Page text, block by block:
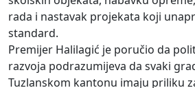
rada i nastavak projekata koji
standard.
Premijer Halilagić je poručio da
razvoja podrazumijeva da svaki
Tuzlanskom kantonu imaju priliku